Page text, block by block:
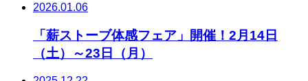
2026.01.06
「薪ストーブ体感フェア」開催！2月14日
（土）～23日（月）